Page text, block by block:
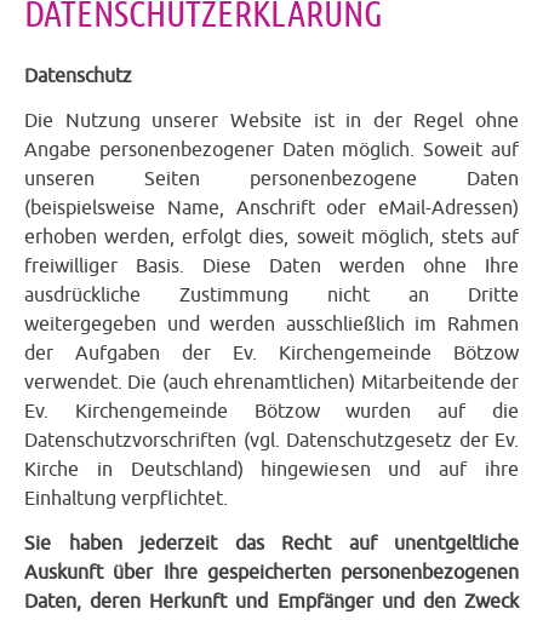
DATENSCHUTZERKLÄRUNG
Datenschutz
Die Nutzung unserer Website ist in der Regel ohne
Angabe personenbezogener Daten möglich. Soweit auf
unseren Seiten personenbezogene Daten
(beispielsweise Name, Anschrift oder eMail-Adressen)
erhoben werden, erfolgt dies, soweit möglich, stets auf
freiwilliger Basis. Diese Daten werden ohne Ihre
ausdrückliche Zustimmung nicht an Dritte
weitergegeben und werden ausschließlich im Rahmen
der Aufgaben der Ev. Kirchengemeinde Bötzow
verwendet. Die (auch ehrenamtlichen) Mitarbeitende der
Ev. Kirchengemeinde Bötzow wurden auf die
Datenschutzvorschriften (vgl. Datenschutzgesetz der Ev.
Kirche in Deutschland) hingewiesen und auf ihre
Einhaltung verpflichtet.
Sie haben jederzeit das Recht auf unentgeltliche
Auskunft über Ihre gespeicherten personenbezogenen
Daten, deren Herkunft und Empfänger und den Zweck